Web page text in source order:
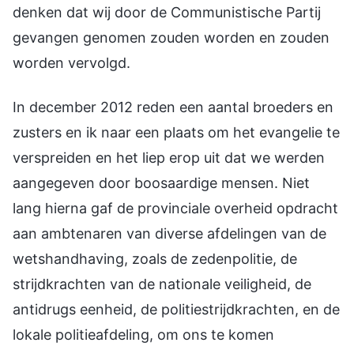
denken dat wij door de Communistische Partij
gevangen genomen zouden worden en zouden
worden vervolgd.
In december 2012 reden een aantal broeders en
zusters en ik naar een plaats om het evangelie te
verspreiden en het liep erop uit dat we werden
aangegeven door boosaardige mensen. Niet
lang hierna gaf de provinciale overheid opdracht
aan ambtenaren van diverse afdelingen van de
wetshandhaving, zoals de zedenpolitie, de
strijdkrachten van de nationale veiligheid, de
antidrugs eenheid, de politiestrijdkrachten, en de
lokale politieafdeling, om ons te komen